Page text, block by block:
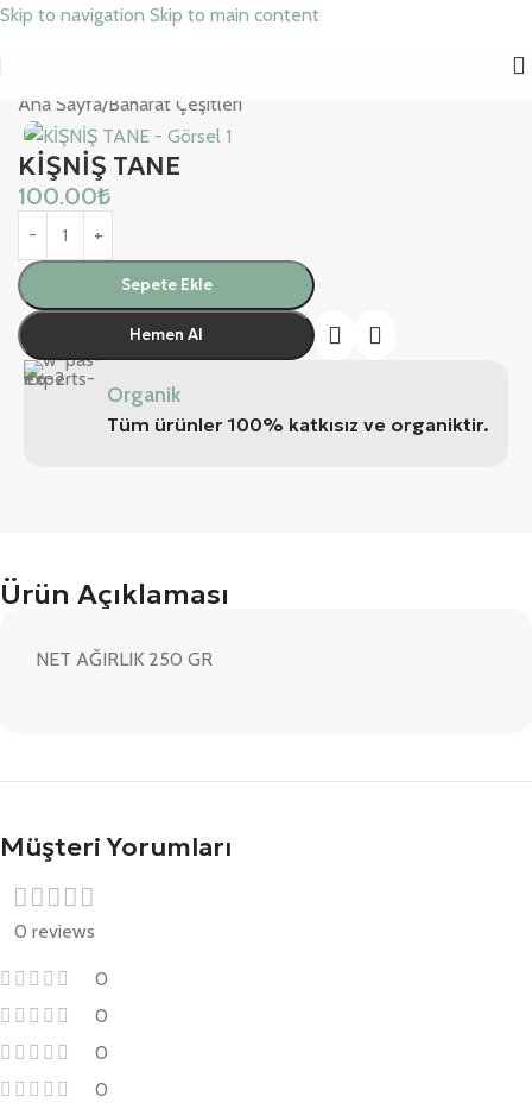
Skip to navigation Skip to main content
Ana Sayfa/Baharat Çeşitleri
KİŞNİŞ TANE
100.00₺
Sepete Ekle
Hemen Al
Organik
Tüm ürünler 100% katkısız ve organiktir.
Ürün Açıklaması
NET AĞIRLIK 250 GR
Müşteri Yorumları
0 reviews
0
0
0
0